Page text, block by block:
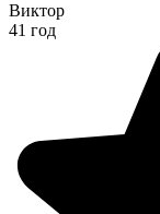
Виктор
41 год